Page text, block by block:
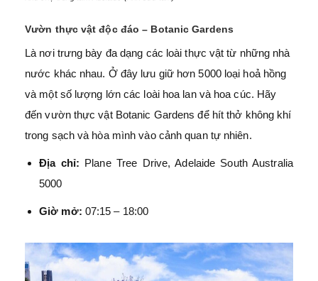
Vườn thực vật độc đáo – Botanic Gardens
Là nơi trưng bày đa dạng các loài thực vật từ những nhà
nước khác nhau. Ở đây lưu giữ hơn 5000 loại hoả hồng
và một số lượng lớn các loài hoa lan và hoa cúc. Hãy
đến vườn thực vật Botanic Gardens để hít thở không khí
trong sạch và hòa mình vào cảnh quan tự nhiên.
Địa chỉ: Plane Tree Drive, Adelaide South Australia
5000
Giờ mở: 07:15 – 18:00